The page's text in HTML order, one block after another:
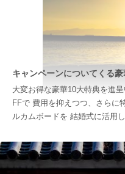
キャンペーンについてくる
大変お得な豪華10大特典を進
FFで 費用を抑えつつ、さらに
ルカムボードを 結婚式に活用